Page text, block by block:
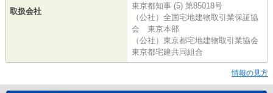
取扱会社
東京都知事 (5) 第85018号
（公社）全国宅地建物取引業保証協
会 東京本部
（公社）東京都宅地建物取引業協会
東京都宅建共同組合
情報の見方